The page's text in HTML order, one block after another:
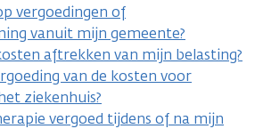
vergoedingen of
vanuit mijn gemeente?
aftrekken van mijn belasting?
van de kosten voor
ziekenhuis?
vergoed tijdens of na mijn